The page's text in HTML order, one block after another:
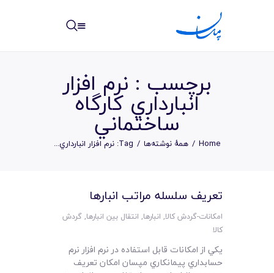
برچسب : نرم افزار
انبارداري کارگاه
ساختماني
Home همهٔ نوشته‌ها Tag: نرم افزار انبارداري...
خانه
مرکز آموزش
امکانات
سیستم ها
تعريف سلسله مراتب انبارها
امکانات-گردش کالا, انبارها, انتقال بین انبارها,گردش
کالا
يکي از امکانات قابل استفاده در نرم افزار نرم
حسابداري پيمانکاري مپسان امکان تعريف